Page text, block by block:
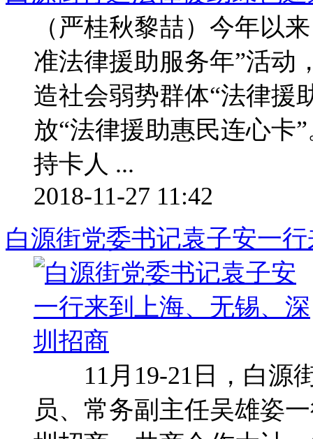
（严桂秋黎喆）今年以
准法律援助服务年”活动
造社会弱势群体“法律援
放“法律援助惠民连心卡
持卡人 ...
2018-11-27 11:42
白源街党委书记袁子安一
11月19-21日，白源
员、常务副主任吴雄姿